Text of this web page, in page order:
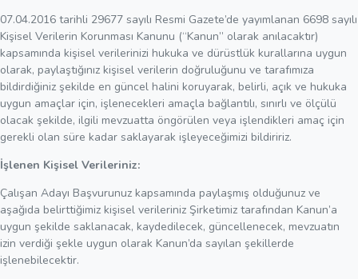
07.04.2016 tarihli 29677 sayılı Resmi Gazete’de yayımlanan 6698 sayılı
Kişisel Verilerin Korunması Kanunu (“Kanun” olarak anılacaktır)
kapsamında kişisel verilerinizi hukuka ve dürüstlük kurallarına uygun
olarak, paylaştığınız kişisel verilerin doğruluğunu ve tarafımıza
bildirdiğiniz şekilde en güncel halini koruyarak, belirli, açık ve hukuka
uygun amaçlar için, işlenecekleri amaçla bağlantılı, sınırlı ve ölçülü
olacak şekilde, ilgili mevzuatta öngörülen veya işlendikleri amaç için
gerekli olan süre kadar saklayarak işleyeceğimizi bildiririz.
İşlenen Kişisel Verileriniz:
Çalışan Adayı Başvurunuz kapsamında paylaşmış olduğunuz ve
aşağıda belirttiğimiz kişisel verileriniz Şirketimiz tarafından Kanun’a
uygun şekilde saklanacak, kaydedilecek, güncellenecek, mevzuatın
izin verdiği şekle uygun olarak Kanun’da sayılan şekillerde
işlenebilecektir.